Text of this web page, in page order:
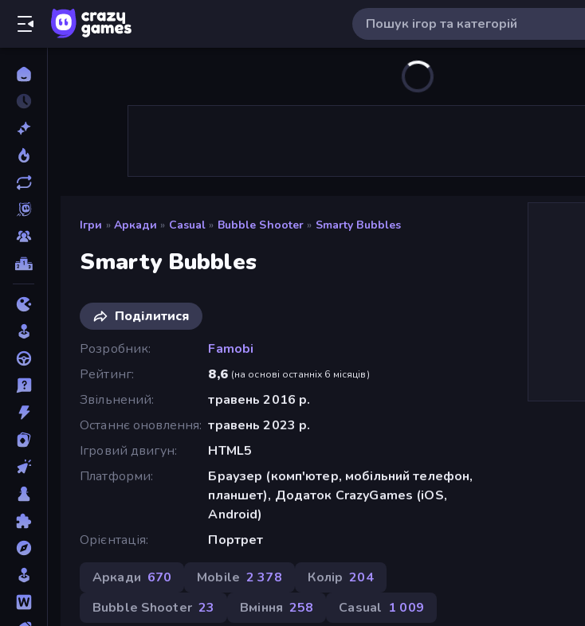
Ігри » Аркади » Casual » Bubble Shooter » Smarty Bubbles
Smarty Bubbles
Поділитися
Розробник
Famobi
Рейтинг
8,6 (на основі останніх 6 місяців)
Звільнений
травень 2016 р.
Останнє оновлення травень 2023 р.
Ігровий двигун
HTML5
Платформи
Браузер (комп'ютер, мобільний телефон,
планшет), Додаток CrazyGames (iOS,
Android)
Орієнтація
Портрет
Аркади 670 Mobile 2 378 Колір 204
Bubble Shooter 23 Вміння 258 Casual 1 009